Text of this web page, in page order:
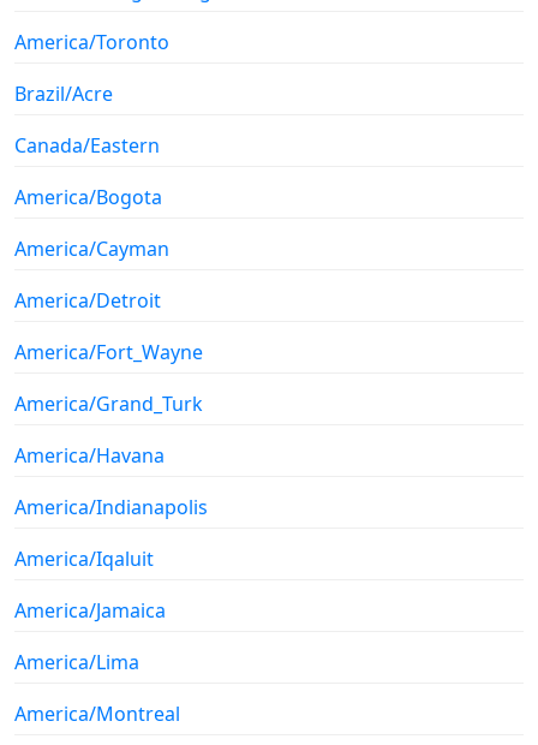
America/Toronto
Brazil/Acre
Canada/Eastern
America/Bogota
America/Cayman
America/Detroit
America/Fort_Wayne
America/Grand_Turk
America/Havana
America/Indianapolis
America/Iqaluit
America/Jamaica
America/Lima
America/Montreal